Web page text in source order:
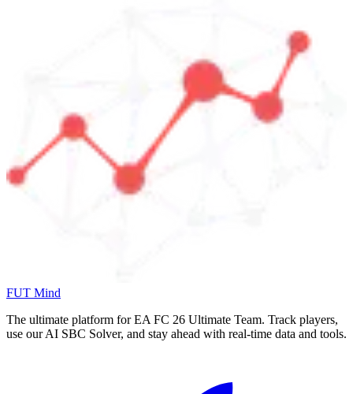
FUT Mind
The ultimate platform for EA FC 26 Ultimate Team. Track players,
use our AI SBC Solver, and stay ahead with real-time data and tools.